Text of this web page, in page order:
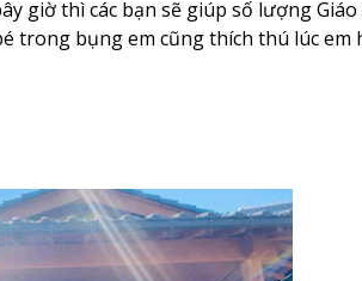
giờ thì các bạn sẽ giúp số lượng
trong bụng em cũng thích thú lúc em